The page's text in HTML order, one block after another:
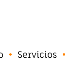
Servicios